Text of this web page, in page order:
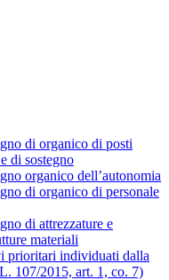
di organico di posti
di sostegno
organico dell’autonomia
di organico di personale
di attrezzature e
materiali
prioritari individuati dalla
107/2015, art. 1, co. 7)